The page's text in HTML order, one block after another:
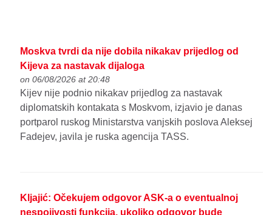
Moskva tvrdi da nije dobila nikakav prijedlog od
Kijeva za nastavak dijaloga
on 06/08/2026 at 20:48
Kijev nije podnio nikakav prijedlog za nastavak
diplomatskih kontakata s Moskvom, izjavio je danas
portparol ruskog Ministarstva vanjskih poslova Aleksej
Fadejev, javila je ruska agencija TASS.
Kljajić: Očekujem odgovor ASK-a o eventualnoj
nespojivosti funkcija, ukoliko odgovor bude